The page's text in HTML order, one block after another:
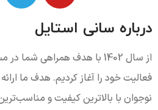
درباره سانی استایل
از سال 1402 با هدف همراهی
فعالیت خود را آغاز کردیم. هدف ما
نوجوان با بالاترین کیفیت و